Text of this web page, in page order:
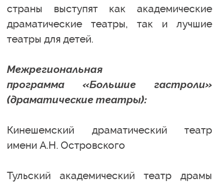
страны выступят как академические
драматические театры, так и лучшие
театры для детей.
Межрегиональная
программа «Большие гастроли»
(драматические театры):
Кинешемский драматический театр
имени А.Н. Островского
Тульский академический театр драмы